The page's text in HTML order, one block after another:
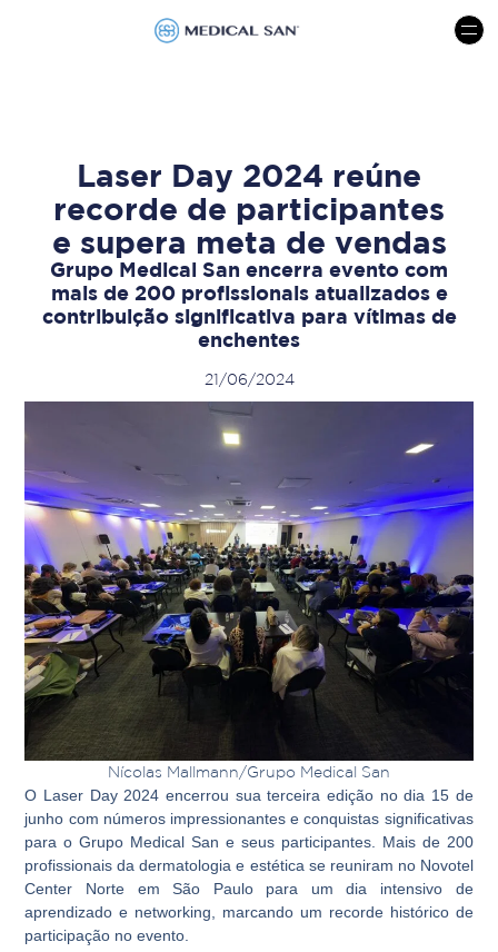
menu
Laser Day 2024 reúne
recorde de participantes
e supera meta de vendas
Grupo Medical San encerra evento com
mais de 200 profissionais atualizados e
contribuição significativa para vítimas de
enchentes
21/06/2024
Nícolas Mallmann/Grupo Medical San
O Laser Day 2024 encerrou sua terceira edição no dia 15 de
junho com números impressionantes e conquistas significativas
para o Grupo Medical San e seus participantes. Mais de 200
profissionais da dermatologia e estética se reuniram no Novotel
Center Norte em São Paulo para um dia intensivo de
aprendizado e networking, marcando um recorde histórico de
participação no evento.